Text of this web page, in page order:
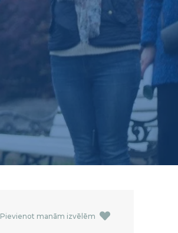
Pievienot manām izvēlēm